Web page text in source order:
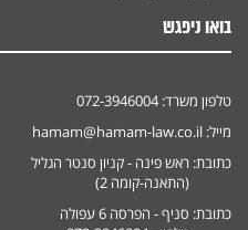
בואו ניפגש
טלפון משרד: 072-3946004
מייל: hamam@hamam-law.co.il
כתובת: ראש פינה - קניון סנטר הגליל
(התאנה-קומה 2)
כתובת: סניף - הפרסה 6 עפולה